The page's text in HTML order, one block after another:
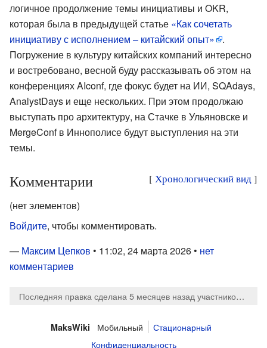
логичное продолжение темы инициативы и OKR,
которая была в предыдущей статье «Как сочетать
инициативу с исполнением – китайский опыт»
.
Погружение в культуру китайских компаний интересно
и востребовано, весной буду рассказывать об этом на
конференциях AIconf, где фокус будет на ИИ, SQAdays,
AnalystDays и еще нескольких. При этом продолжаю
выступать про архитектуру, на Стачке в Ульяновске и
MergeConf в Иннополисе будут выступления на эти
темы.
[ Хронологический вид]
Комментарии
(нет элементов)
Войдите, чтобы комментировать.
— Максим Цепков • 11:02, 24 марта 2026 • нет
комментариев
Последняя правка сделана 5 месяцев назад участником
MaksWiki Мобильный
Стационарный
Конфиденциальность